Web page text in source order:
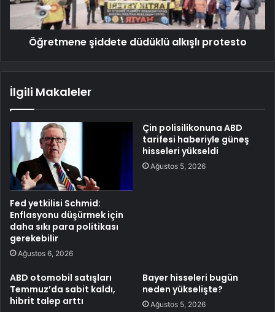
Öğretmene şiddete düdüklü alkışlı protesto
İlgili Makaleler
Fed yetkilisi Schmid:
Enflasyonu düşürmek için
daha sıkı para politikası
gerekebilir
Ağustos 6, 2026
Çin polisilikonuna ABD
tarifesi haberiyle güneş
hisseleri yükseldi
Ağustos 5, 2026
ABD otomobil satışları
Temmuz’da sabit kaldı,
hibrit talep arttı
Bayer hisseleri bugün
neden yükselişte?
Ağustos 5, 2026